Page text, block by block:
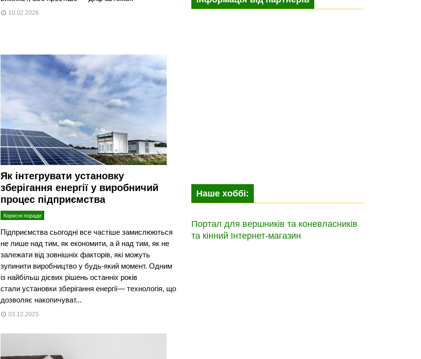
10.02.2026
Як інтегрувати установку
зберігання енергії у виробничий
процес підприємства
Корисні поради
Підприємства сьогодні все частіше замислюються
не лише над тим, як економити, а й над тим, як не
залежати від зовнішніх факторів, які можуть
зупинити виробництво у будь-який момент. Одним
із найбільш дієвих рішень останніх років
стали установки зберігання енергії— технологія, що
дозволяє накопичуват...
03.12.2025
Наше хоббі:
Портал для вершників та коневласників
та кінний Інтернет-магазин